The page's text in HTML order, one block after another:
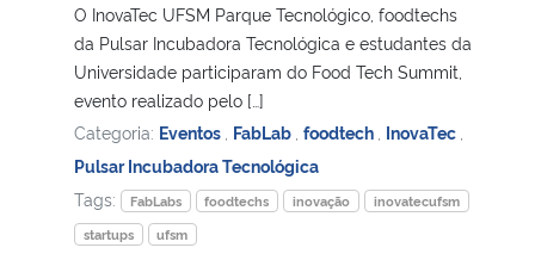
Secretaria-Geral
Secretaria de Governo
Gabinete de Segurança Institucional
Advocacia-Geral da União
O InovaTec UFSM Parque Tecnológico, foodtechs
da Pulsar Incubadora Tecnológica e estudantes da
Universidade participaram do Food Tech Summit,
evento realizado pelo […]
Categoria: Eventos FabLab foodtech InovaTec
Pulsar Incubadora Tecnológica
Tags:
FabLabs foodtechs inovação
inovatecufsm
startups
ufsm